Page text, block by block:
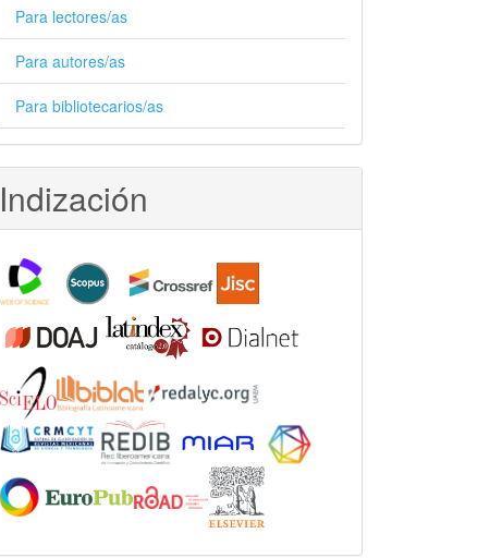
Para lectores/as
Para autores/as
Para bibliotecarios/as
Indización